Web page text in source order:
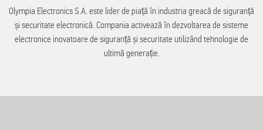
Olympia Electronics S.A. este lider de piață în industria greacă de siguranță
și securitate electronică. Compania activează în dezvoltarea de sisteme
electronice inovatoare de siguranță și securitate utilizând tehnologie de
ultimă generație.